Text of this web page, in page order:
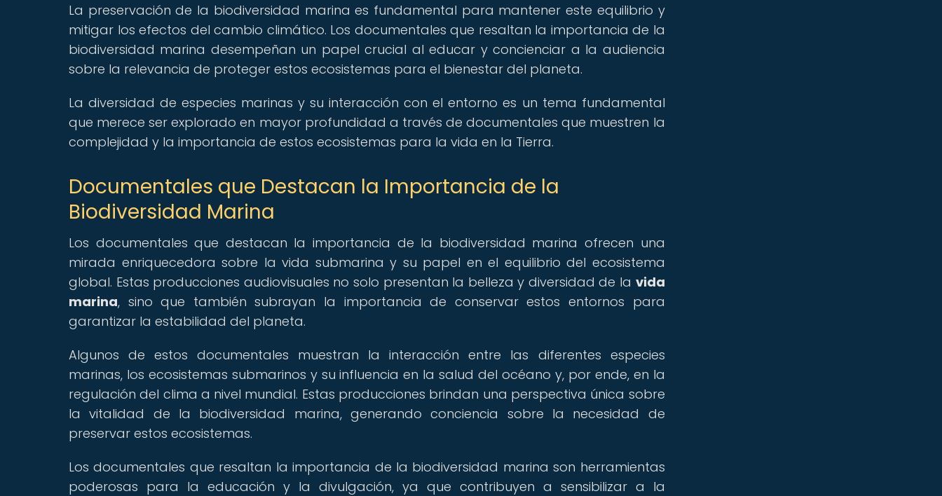
La preservación de la biodiversidad marina es fundamental para mantener este equilibrio y
mitigar los efectos del cambio climático. Los documentales que resaltan la importancia de la
biodiversidad marina desempeñan un papel crucial al educar y concienciar a la audiencia
sobre la relevancia de proteger estos ecosistemas para el bienestar del planeta.
La diversidad de especies marinas y su interacción con el entorno es un tema fundamental
que merece ser explorado en mayor profundidad a través de documentales que muestren la
complejidad y la importancia de estos ecosistemas para la vida en la Tierra.
Documentales que Destacan la Importancia de la
Biodiversidad Marina
Los documentales que destacan la importancia de la biodiversidad marina ofrecen una
mirada enriquecedora sobre la vida submarina y su papel en el equilibrio del ecosistema
global. Estas producciones audiovisuales no solo presentan la belleza y diversidad de la vida
marina, sino que también subrayan la importancia de conservar estos entornos para
garantizar la estabilidad del planeta.
Algunos de estos documentales muestran la interacción entre las diferentes especies
marinas, los ecosistemas submarinos y su influencia en la salud del océano y, por ende, en la
regulación del clima a nivel mundial. Estas producciones brindan una perspectiva única sobre
la vitalidad de la biodiversidad marina, generando conciencia sobre la necesidad de
preservar estos ecosistemas.
Los documentales que resaltan la importancia de la biodiversidad marina son herramientas
poderosas para la educación y la divulgación, ya que contribuyen a sensibilizar a la